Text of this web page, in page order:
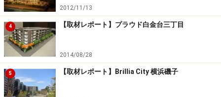
2012/11/13
4 【取材レポート】プラウド白金台三丁目
2014/08/28
5 【取材レポート】Brillia City 横浜磯子